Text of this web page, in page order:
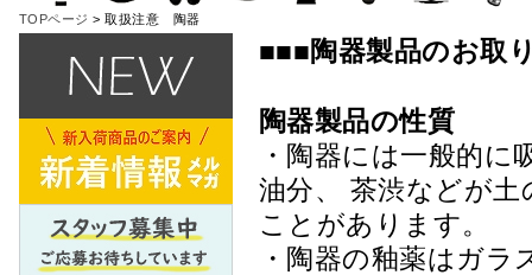
TOPページ > 取扱注意 陶器
■■■陶器製品のお取
陶器製品の性質
・陶器には一般的
油分、 茶渋などが
ことがあります。
・陶器の釉薬はガ